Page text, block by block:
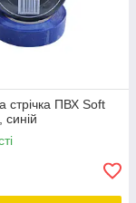
стрічка ПВХ Soft